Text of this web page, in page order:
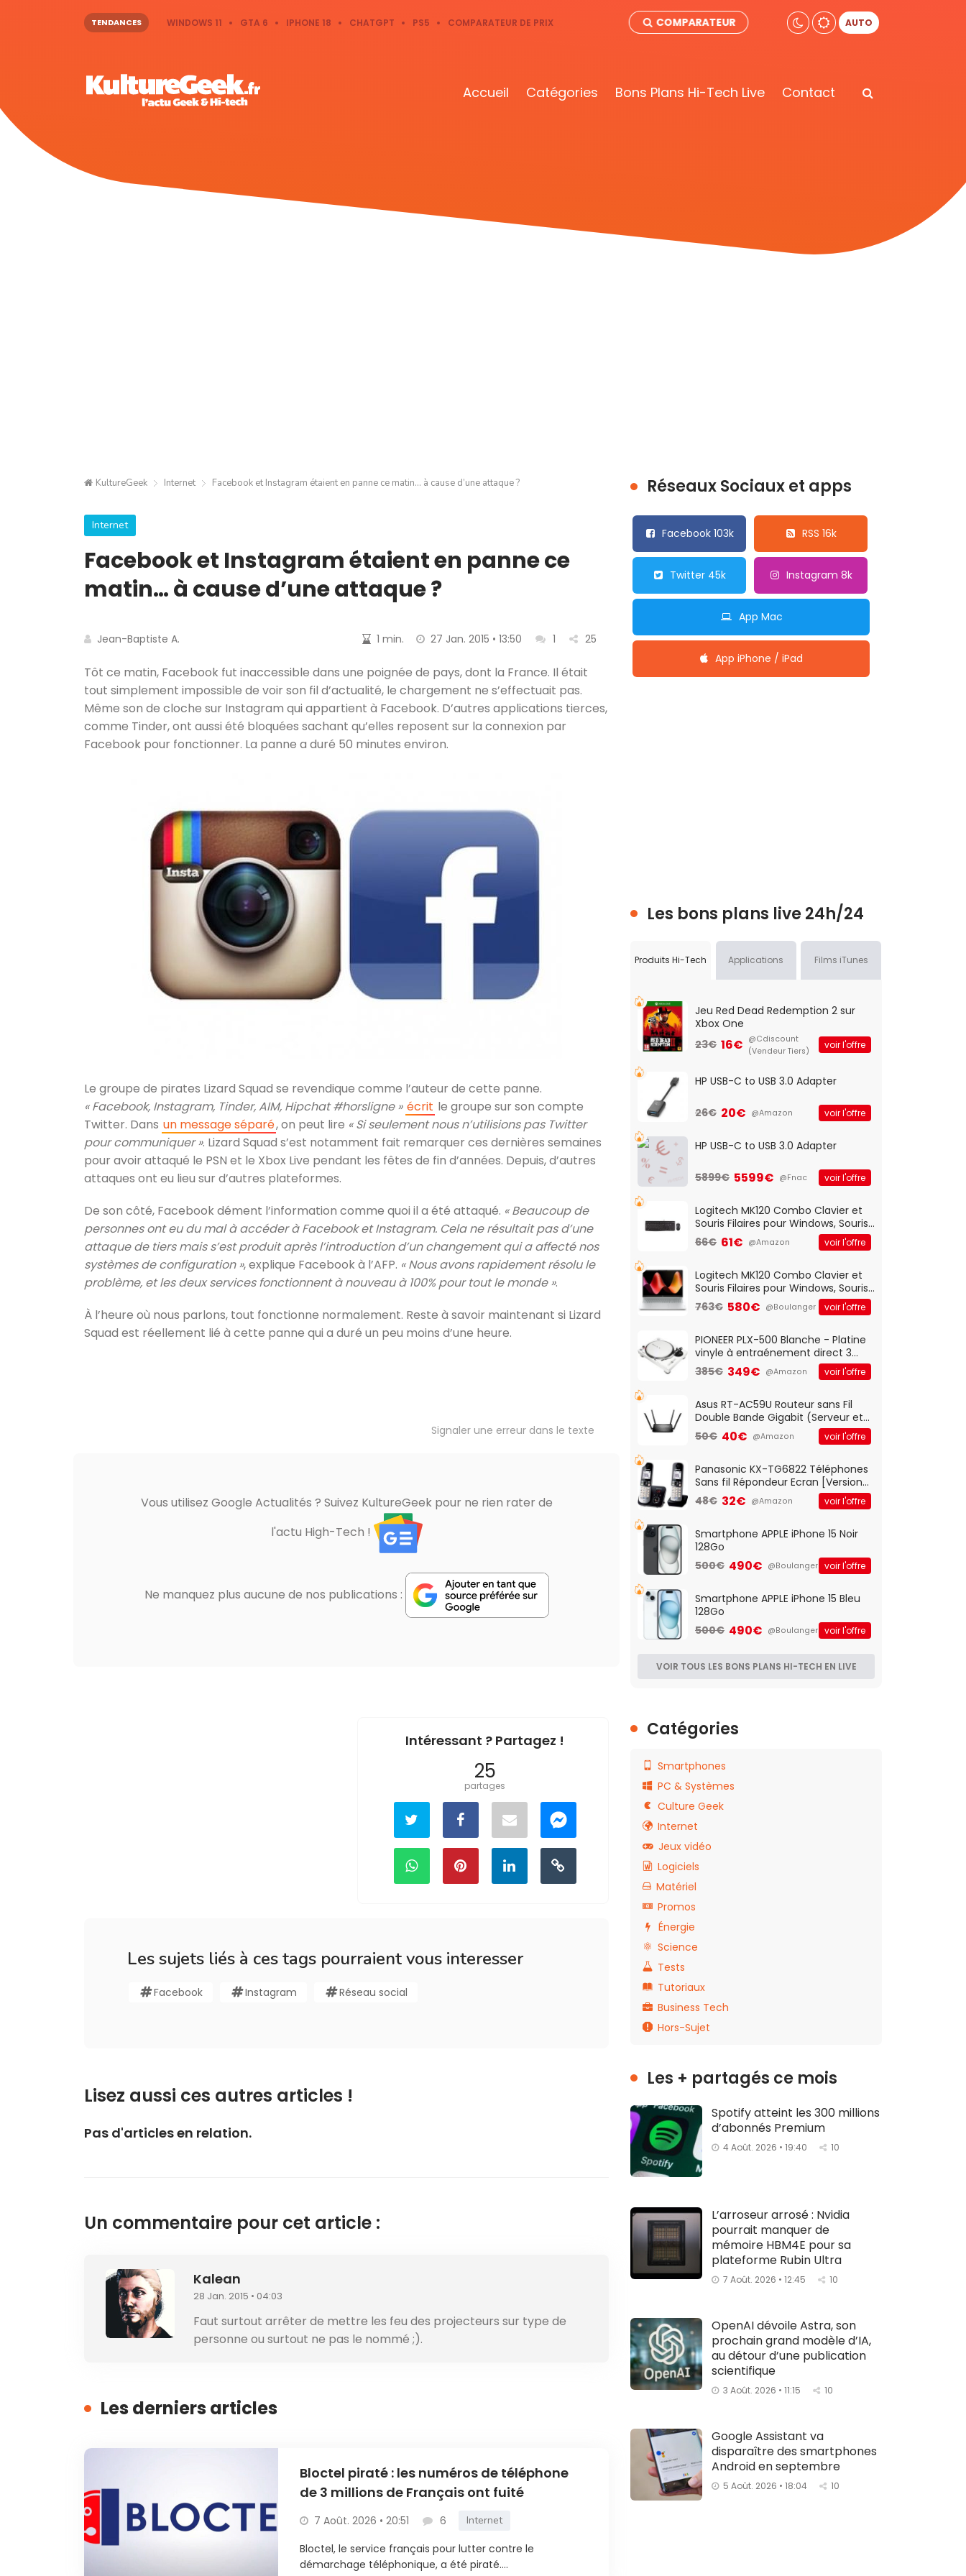
TENDANCES WINDOWS 11 GTA 6 IPHONE 18 CHATGPT PS5 COMPARATEUR DE PRIX COMPARATEUR AUTO
Accueil Catégories Bons Plans Hi-Tech Live Contact
KultureGeek Internet Facebook et Instagram étaient en panne ce matin… à cause d’une attaque ?
Internet
Facebook et Instagram étaient en panne ce
matin… à cause d’une attaque ?
Jean-Baptiste A. 1 min. 27 Jan. 2015 • 13:50 1 25
Tôt ce matin, Facebook fut inaccessible dans une poignée de pays, dont la France. Il était
tout simplement impossible de voir son fil d’actualité, le chargement ne s’effectuait pas.
Même son de cloche sur Instagram qui appartient à Facebook. D’autres applications tierces,
comme Tinder, ont aussi été bloquées sachant qu’elles reposent sur la connexion par
Facebook pour fonctionner. La panne a duré 50 minutes environ.
Le groupe de pirates Lizard Squad se revendique comme l’auteur de cette panne.
« Facebook, Instagram, Tinder, AIM, Hipchat #horsligne » écrit le groupe sur son compte
Twitter. Dans un message séparé, on peut lire « Si seulement nous n’utilisions pas Twitter
pour communiquer ». Lizard Squad s’est notamment fait remarquer ces dernières semaines
pour avoir attaqué le PSN et le Xbox Live pendant les fêtes de fin d’années. Depuis, d’autres
attaques ont eu lieu sur d’autres plateformes.
De son côté, Facebook dément l’information comme quoi il a été attaqué. « Beaucoup de
personnes ont eu du mal à accéder à Facebook et Instagram. Cela ne résultait pas d’une
attaque de tiers mais s’est produit après l’introduction d’un changement qui a affecté nos
systèmes de configuration », explique Facebook à l’AFP. « Nous avons rapidement résolu le
problème, et les deux services fonctionnent à nouveau à 100% pour tout le monde ».
À l’heure où nous parlons, tout fonctionne normalement. Reste à savoir maintenant si Lizard
Squad est réellement lié à cette panne qui a duré un peu moins d’une heure.
Signaler une erreur dans le texte
Vous utilisez Google Actualités ? Suivez KultureGeek pour ne rien rater de
l'actu High-Tech !
Ne manquez plus aucune de nos publications :
Intéressant ? Partagez !
25
partages
Les sujets liés à ces tags pourraient vous interesser
Facebook Instagram Réseau social
Lisez aussi ces autres articles !
Pas d'articles en relation.
Un commentaire pour cet article :
Kalean
28 Jan. 2015 • 04:03
Faut surtout arrêter de mettre les feu des projecteurs sur type de
personne ou surtout ne pas le nommé ;).
Les derniers articles
Bloctel piraté : les numéros de téléphone
de 3 millions de Français ont fuité
7 Août. 2026 • 20:51 6 Internet
Bloctel, le service français pour lutter contre le
démarchage téléphonique, a été piraté....
Réseaux Sociaux et apps
Facebook 103k RSS 16k
Twitter 45k Instagram 8k
App Mac
App iPhone / iPad
Les bons plans live 24h/24
Produits Hi-Tech Applications Films iTunes
Jeu Red Dead Redemption 2 sur
Xbox One
23€ 16€ @Cdiscount
(Vendeur Tiers)
voir l'offre
HP USB-C to USB 3.0 Adapter
26€ 20€ @Amazon voir l'offre
HP USB-C to USB 3.0 Adapter
5899€ 5599€ @Fnac voir l'offre
Logitech MK120 Combo Clavier et
Souris Filaires pour Windows, Souris
Optique Filaire, Connexion USB Plug
And Play, Confortable, Taille
QWERTY UK - Noir
66€ 61€ @Amazon voir l'offre
Logitech MK120 Combo Clavier et
Souris Filaires pour Windows, Souris
Optique Filaire, Connexion USB Plug
And Play, Confortable, Taille
QWERTY UK - Noir
763€ 580€ @Boulanger voir l'offre
PIONEER PLX-500 Blanche - Platine
vinyle à entraénement direct 3
vitesses (33-45-78 trs/min) avec
pre-ampli intégré et port USB
385€ 349€ @Amazon voir l'offre
Asus RT-AC59U Routeur sans Fil
Double Bande Gigabit (Serveur et
Client VPN, Triple Vlan, Mode Point
d'accès et Bridge, contrôle
50€ 40€ @Amazon voir l'offre
Panasonic KX-TG6822 Téléphones
Sans fil Répondeur Ecran [Version
Française]
48€ 32€ @Amazon voir l'offre
Smartphone APPLE iPhone 15 Noir
128Go
500€ 490€ @Boulanger voir l'offre
Smartphone APPLE iPhone 15 Bleu
128Go
500€ 490€ @Boulanger voir l'offre
VOIR TOUS LES BONS PLANS HI-TECH EN LIVE
Catégories
Smartphones
PC & Systèmes
Culture Geek
Internet
Jeux vidéo
Logiciels
Matériel
Promos
Énergie
Science
Tests
Tutoriaux
Business Tech
Hors-Sujet
Les + partagés ce mois
Spotify atteint les 300 millions
d’abonnés Premium
4 Août. 2026 • 19:40 10
L’arroseur arrosé : Nvidia
pourrait manquer de
mémoire HBM4E pour sa
plateforme Rubin Ultra
7 Août. 2026 • 12:45 10
OpenAI dévoile Astra, son
prochain grand modèle d’IA,
au détour d’une publication
scientifique
3 Août. 2026 • 11:15 10
Google Assistant va
disparaître des smartphones
Android en septembre
5 Août. 2026 • 18:04 10